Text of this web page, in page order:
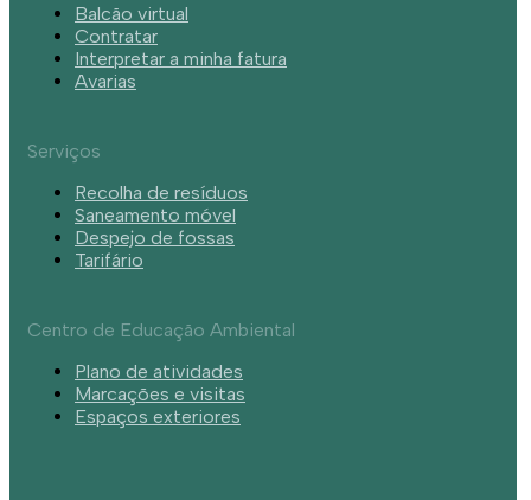
Balcão virtual
Contratar
Interpretar a minha fatura
Avarias
Serviços
Recolha de resíduos
Saneamento móvel
Despejo de fossas
Tarifário
Centro de Educação Ambiental
Plano de atividades
Marcações e visitas
Espaços exteriores